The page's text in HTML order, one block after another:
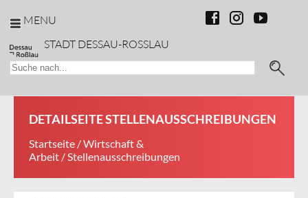
MENU
STADT DESSAU-ROSSLAU
DETAILSEITE STELLENAUSSCHREIBUNGEN
Startseite /Wirtschaft &
Arbeit / Stellenausschreibungen